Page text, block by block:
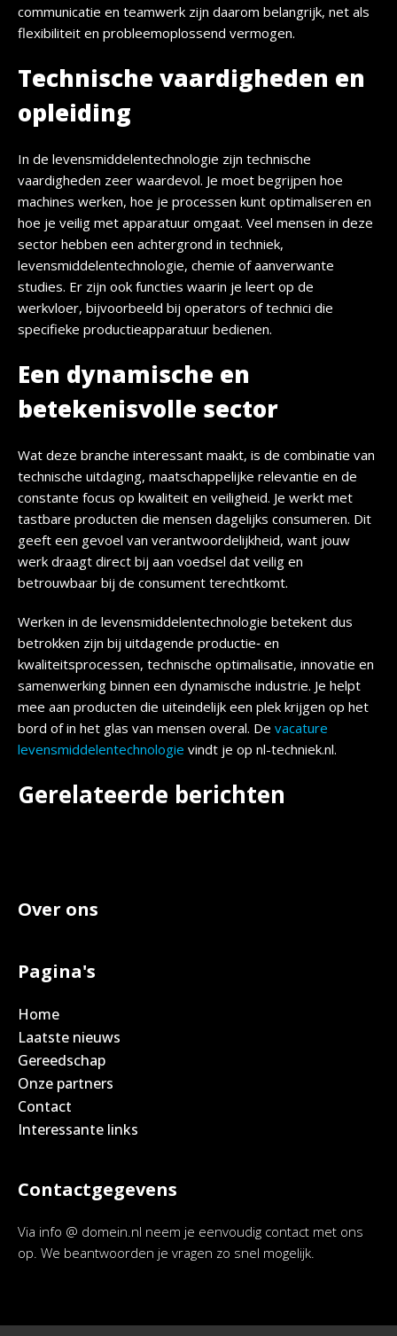
communicatie en teamwerk zijn daarom belangrijk, net als
flexibiliteit en probleemoplossend vermogen.
Technische vaardigheden en
opleiding
In de levensmiddelentechnologie zijn technische
vaardigheden zeer waardevol. Je moet begrijpen hoe
machines werken, hoe je processen kunt optimaliseren en
hoe je veilig met apparatuur omgaat. Veel mensen in deze
sector hebben een achtergrond in techniek,
levensmiddelentechnologie, chemie of aanverwante
studies. Er zijn ook functies waarin je leert op de
werkvloer, bijvoorbeeld bij operators of technici die
specifieke productieapparatuur bedienen.
Een dynamische en
betekenisvolle sector
Wat deze branche interessant maakt, is de combinatie van
technische uitdaging, maatschappelijke relevantie en de
constante focus op kwaliteit en veiligheid. Je werkt met
tastbare producten die mensen dagelijks consumeren. Dit
geeft een gevoel van verantwoordelijkheid, want jouw
werk draagt direct bij aan voedsel dat veilig en
betrouwbaar bij de consument terechtkomt.
Werken in de levensmiddelentechnologie betekent dus
betrokken zijn bij uitdagende productie‑ en
kwaliteitsprocessen, technische optimalisatie, innovatie en
samenwerking binnen een dynamische industrie. Je helpt
mee aan producten die uiteindelijk een plek krijgen op het
bord of in het glas van mensen overal. De vacature
levensmiddelentechnologie vindt je op nl-techniek.nl.
Gerelateerde berichten
Over ons
Pagina's
Home
Laatste nieuws
Gereedschap
Onze partners
Contact
Interessante links
Contactgegevens
Via info @ domein.nl neem je eenvoudig contact met ons
op. We beantwoorden je vragen zo snel mogelijk.